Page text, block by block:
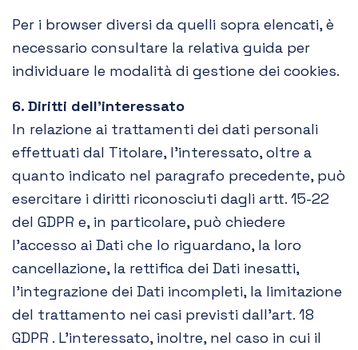
Per i browser diversi da quelli sopra elencati, è
necessario consultare la relativa guida per
individuare le modalità di gestione dei cookies.
6. Diritti dell’interessato
In relazione ai trattamenti dei dati personali
effettuati dal Titolare, l’interessato, oltre a
quanto indicato nel paragrafo precedente, può
esercitare i diritti riconosciuti dagli artt. 15-22
del GDPR e, in particolare, può chiedere
l’accesso ai Dati che lo riguardano, la loro
cancellazione, la rettifica dei Dati inesatti,
l’integrazione dei Dati incompleti, la limitazione
del trattamento nei casi previsti dall’art. 18
GDPR . L’interessato, inoltre, nel caso in cui il